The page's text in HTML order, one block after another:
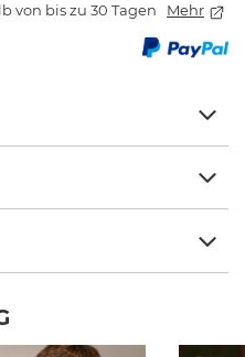
von bis zu 30 Tagen Mehr